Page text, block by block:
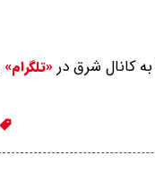
کانال شرق در «تلگرام»